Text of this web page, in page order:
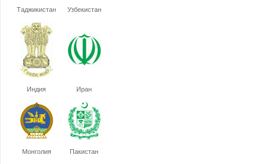
Таджикистан Узбекистан
Индия Иран
Монголия Пакистан